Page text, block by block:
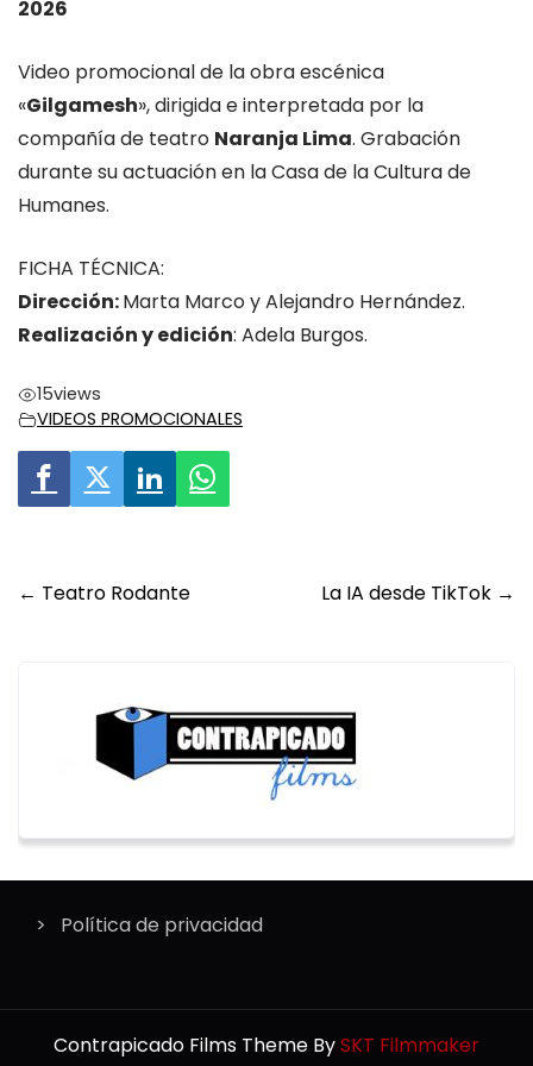
2026
Video promocional de la obra escénica
«Gilgamesh», dirigida e interpretada por la
compañía de teatro Naranja Lima. Grabación
durante su actuación en la Casa de la Cultura de
Humanes.
FICHA TÉCNICA:
Dirección:Marta Marco y Alejandro Hernández.
Realización y edición: Adela Burgos.
15views
VIDEOS PROMOCIONALES
Post
← Teatro Rodante La IA desde TikTok →
Política de privacidad
Contrapicado Films Theme BySKT Filmmaker